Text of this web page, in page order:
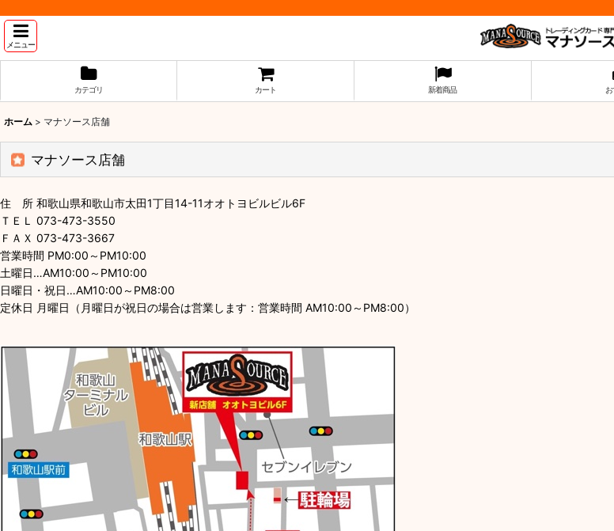
メニュー
カテゴリ カート 新着商品
ホーム > マナソース店舗
マナソース店舗
住 所 和歌山県和歌山市太田1丁目14-11オオトヨビルビル6F
ＴＥＬ 073-473-3550
ＦＡＸ 073-473-3667
営業時間 PM0:00～PM10:00
土曜日…AM10:00～PM10:00
日曜日・祝日…AM10:00～PM8:00
定休日 月曜日（月曜日が祝日の場合は営業します：営業時間 AM10:00～PM8:00）